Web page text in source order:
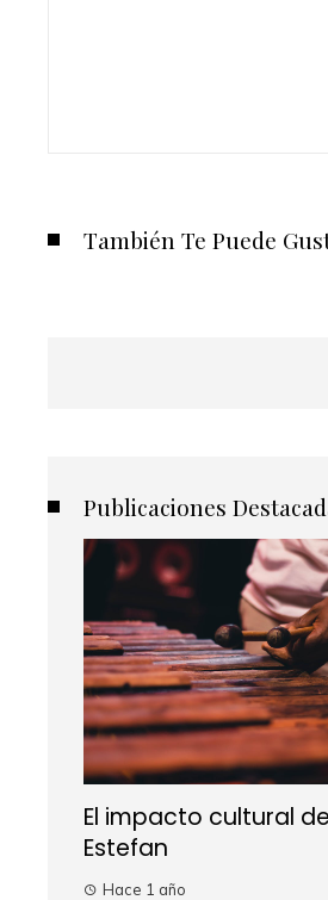
También Te Puede
Publicaciones
El impacto cultural
Estefan
Hace 1 año